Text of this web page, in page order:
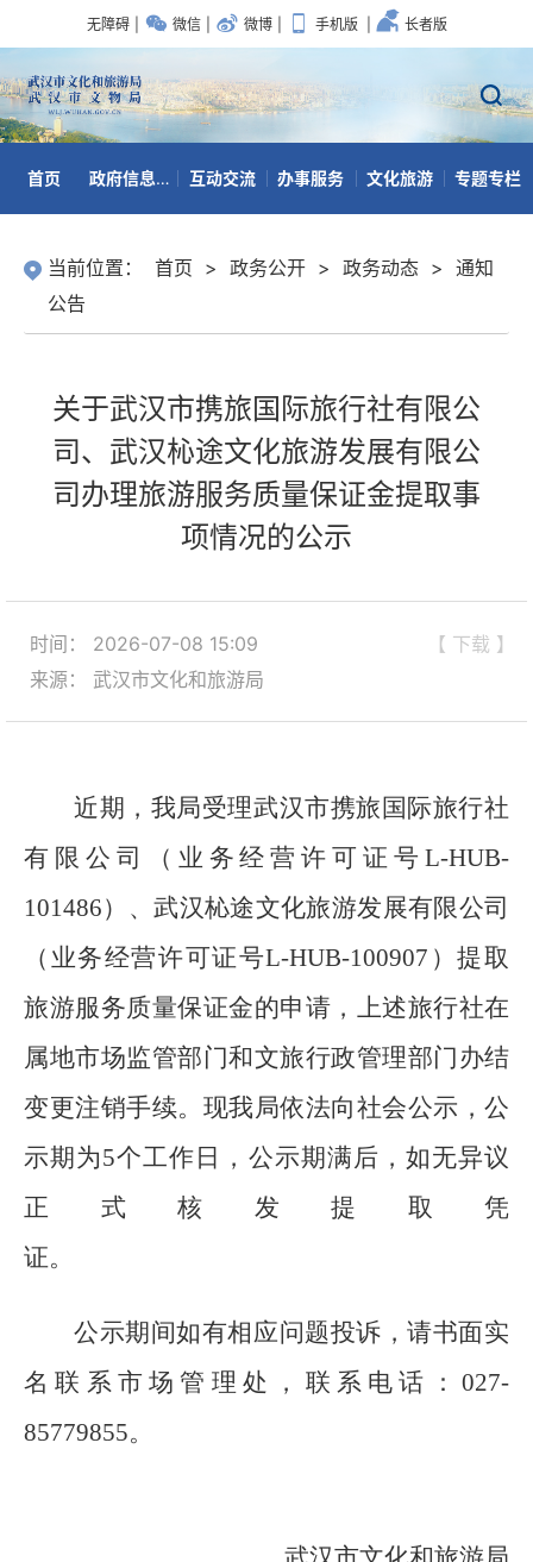
无障碍 微信 微博 手机版 长者版
首页 政府信息公开 互动交流 办事服务 文化旅游 专题专栏
当前位置： 首页 > 政务公开 > 政务动态 > 通知
公告
关于武汉市携旅国际旅行社有限公
司、武汉杺途文化旅游发展有限公
司办理旅游服务质量保证金提取事
项情况的公示
【 下载 】
时间： 2026-07-08 15:09
来源： 武汉市文化和旅游局
近期，我局受理武汉市携旅国际旅行社
有限公司
（业务经营许可证号L-HUB-
101486）、武汉杺途文化旅游发展有限公司
（业务经营许可证号L-HUB-100907 ）提取
旅游服务质量保证金的申请， 上述旅行社在
属地市场监管部门和文旅行政管理部门办结
变更注销手续。现我局依法向社会公示，公
示期为5个工作日，公示期满后，如无异议
正式核发提取凭
证。
公示期间如有相应问题投诉，请书面实
名联系 市场 管理处，联系电话：027-
85779855。